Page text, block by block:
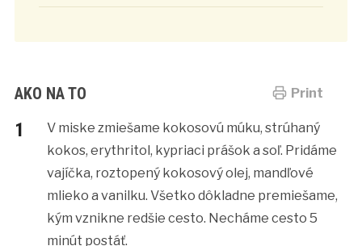
Print
AKO NA TO
V miske zmiešame kokosovú múku, strúhaný
kokos, erythritol, kypriaci prášok a soľ. Pridáme
vajíčka, roztopený kokosový olej, mandľové
mlieko a vanilku. Všetko dôkladne premiešame,
kým vznikne redšie cesto. Necháme cesto 5
minút postáť.